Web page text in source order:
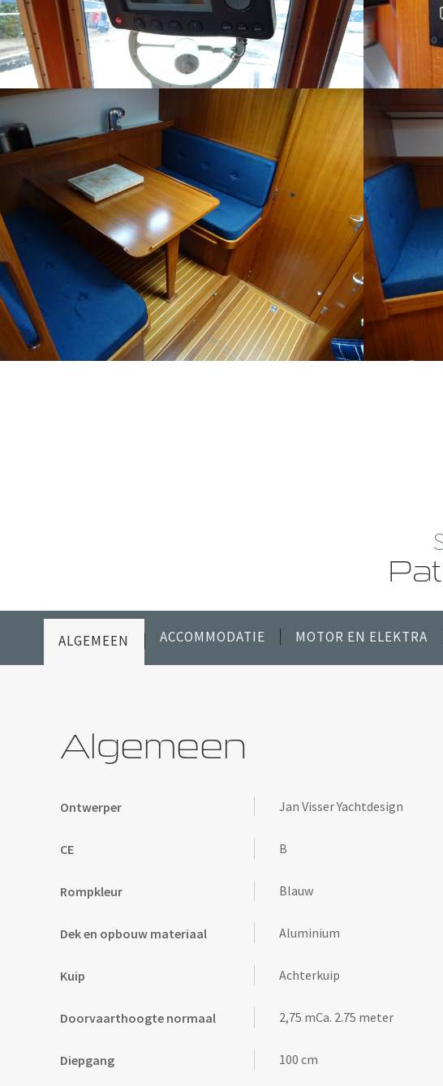
Algemeen
Ontwerper Jan Visser Yachtdesign
CE B
Rompkleur Blauw
Dek en opbouw materiaal Aluminium
Kuip Achterkuip
Doorvaarthoogte normaal 2,75 mCa. 2.75 meter
Diepgang 100 cm
ALGEMEEN ACCOMMODATIE MOTOR EN ELEKTRA